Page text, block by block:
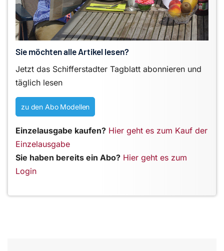
Sie möchten alle Artikel lesen?
Jetzt das Schifferstadter Tagblatt abonnieren und
täglich lesen
zu den Abo Modellen
Einzelausgabe kaufen? Hier geht es zum Kauf der
Einzelausgabe
Sie haben bereits ein Abo? Hier geht es zum
Login